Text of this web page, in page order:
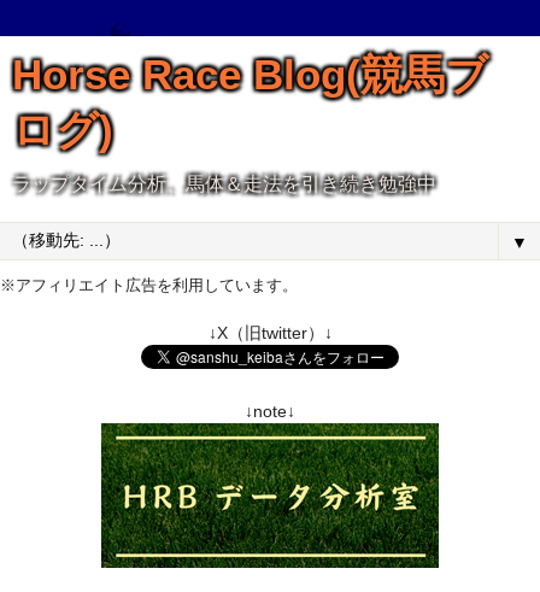
Horse Race Blog(競馬ブ
ログ)
ラップタイム分析、馬体＆走法を引き続き勉強中
▼
※アフィリエイト広告を利用しています。
↓X（旧twitter）↓
↓note↓